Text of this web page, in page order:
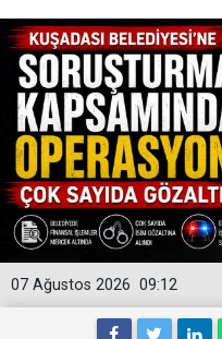
09:12
07 Ağustos 2026